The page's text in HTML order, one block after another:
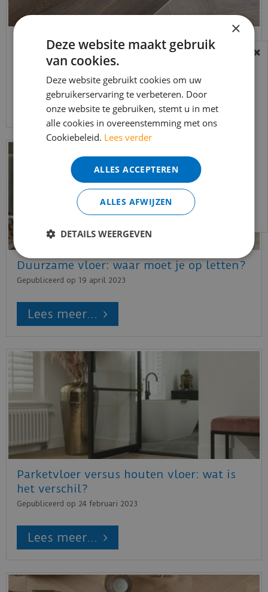
Creëer een uniek interieur: ga voor een
vloeren mix & match
Lees meer...
Duurzame vloer: waar moet je op letten?
Gepubliceerd op 19 april 2023
Lees meer...
Parketvloer versus houten vloer: wat is
het verschil?
Gepubliceerd op 24 februari 2023
Lees meer...
BEREIKBAARHEID
In verband met de vakantie periode zijn wij
t/m 14 augustus telefonisch helaas niet
bereikbaar.
Bestelling worden uiteraard verwerkt
echter iets minder snel dan wat je van ons
gewend bent.
Voor vragen kan je ons bereiken via
info@merkvloerenwinkel.nl
×
Deze website maakt gebruik
van cookies.
Deze website gebruikt cookies om uw
gebruikerservaring te verbeteren. Door
onze website te gebruiken, stemt u in met
alle cookies in overeenstemming met ons
Cookiebeleid. Lees verder
ALLES ACCEPTEREN
ALLES AFWIJZEN
DETAILS WEERGEVEN